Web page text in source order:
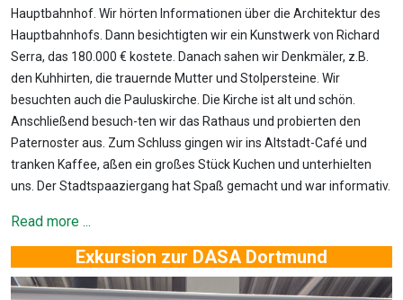
Hauptbahnhof. Wir hörten Informationen über die Architektur des
Hauptbahnhofs. Dann besichtigten wir ein Kunstwerk von Richard
Serra, das 180.000 € kostete. Danach sahen wir Denkmäler, z.B.
den Kuhhirten, die trauernde Mutter und Stolpersteine. Wir
besuchten auch die Pauluskirche. Die Kirche ist alt und schön.
Anschließend besuch-ten wir das Rathaus und probierten den
Paternoster aus. Zum Schluss gingen wir ins Altstadt-Café und
tranken Kaffee, aßen ein großes Stück Kuchen und unterhielten
uns. Der Stadtspaaziergang hat Spaß gemacht und war informativ.
Read more ...
Exkursion zur DASA Dortmund